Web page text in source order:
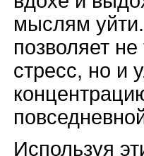
мыслям
позволяет не
стресс, но и
Используя